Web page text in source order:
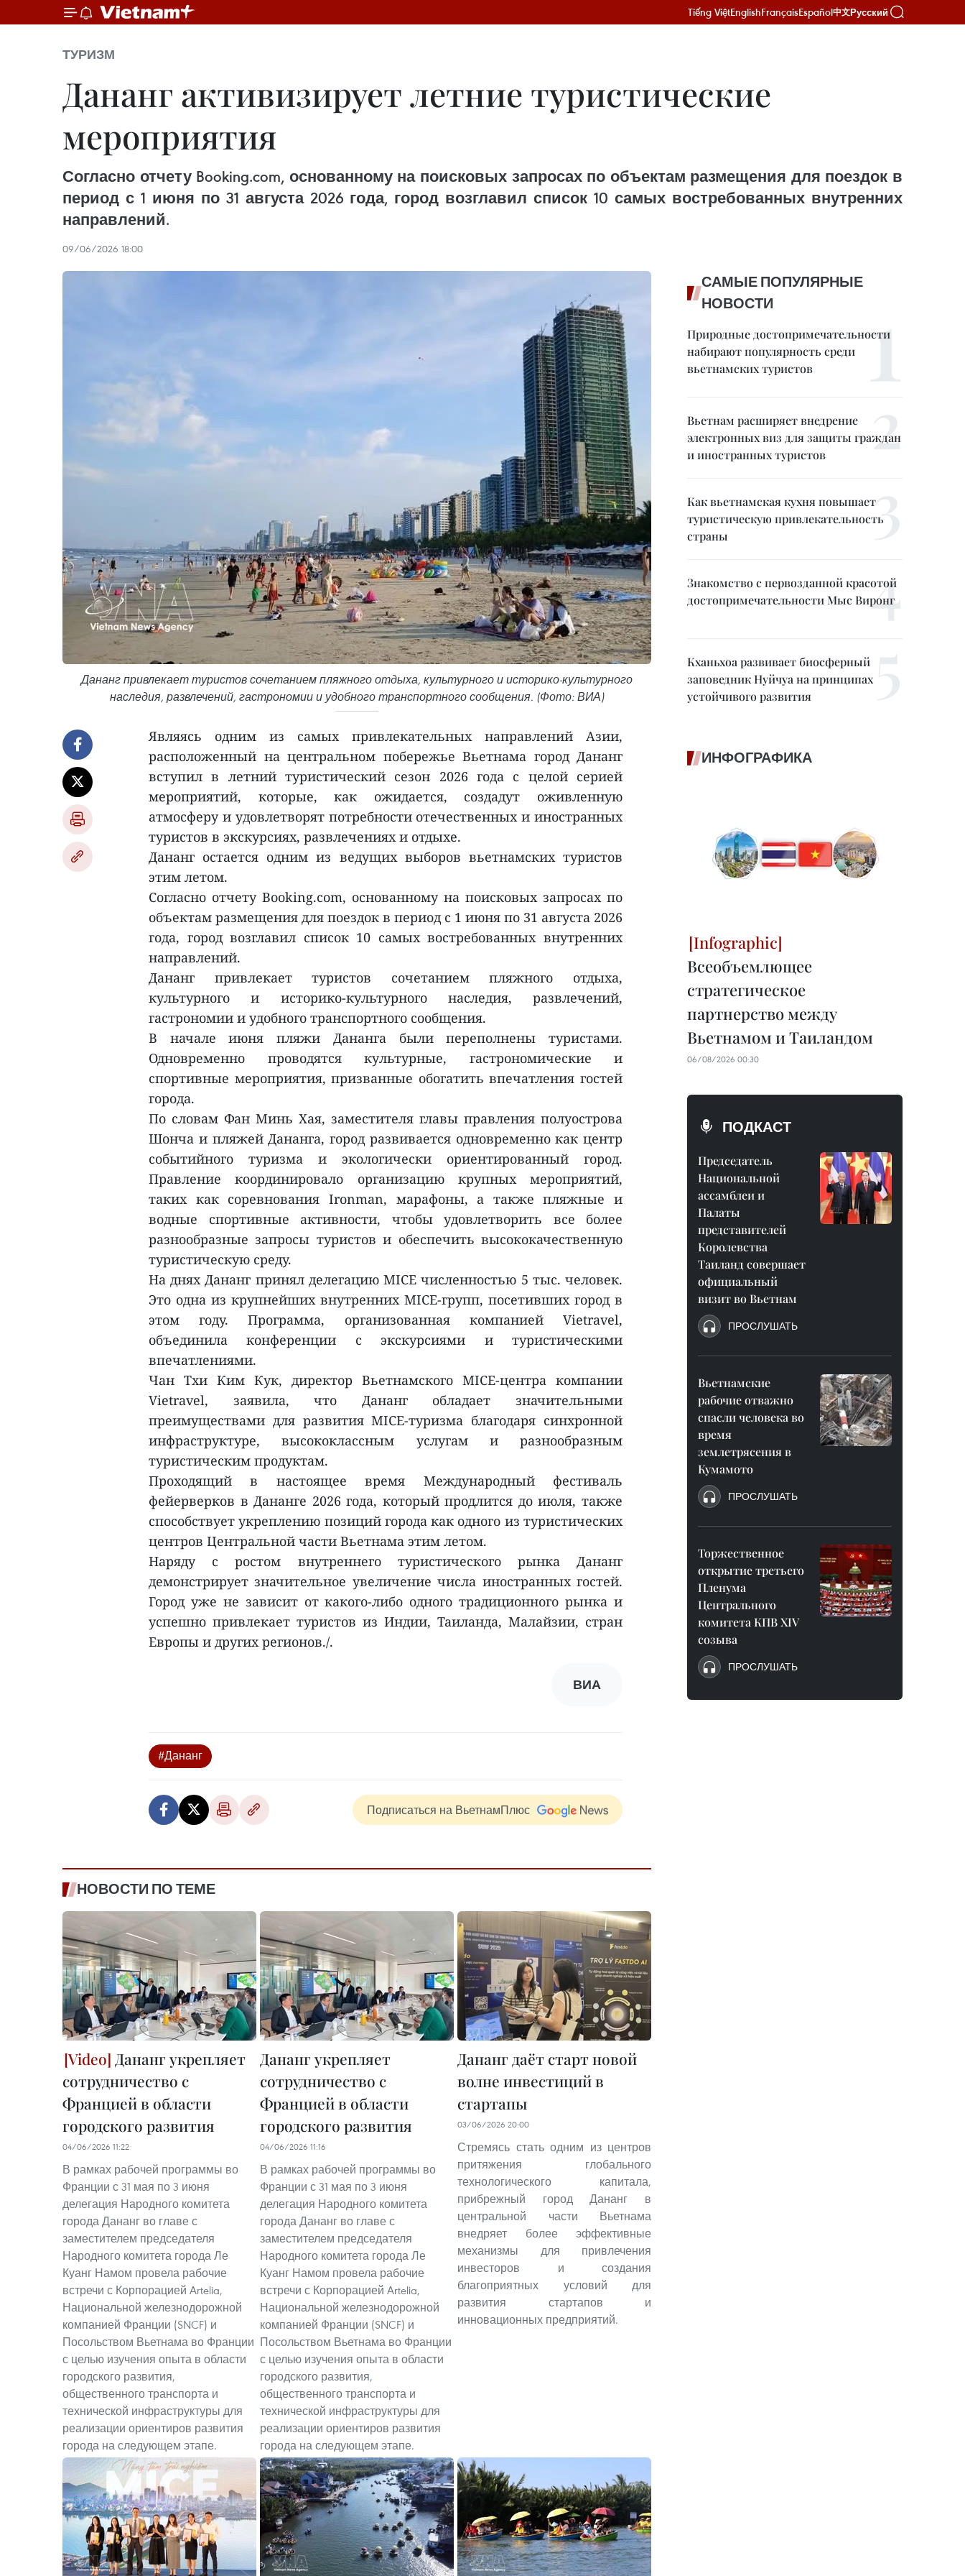
Tiếng ViệtEnglishFrançaisEspañol中文Русский
ТУРИЗМ
Дананг активизирует летние туристические
мероприятия
Согласно отчету Booking.com, основанному на поисковых запросах по объектам размещения для поездок в
период с 1 июня по 31 августа 2026 года, город возглавил список 10 самых востребованных внутренних
направлений.
09/06/2026 18:00
Дананг привлекает туристов сочетанием пляжного отдыха, культурного и историко-культурного
наследия, развлечений, гастрономии и удобного транспортного сообщения. (Фото: ВИА)
Являясь одним из самых привлекательных направлений Азии,
расположенный на центральном побережье Вьетнама город Дананг
вступил в летний туристический сезон 2026 года с целой серией
мероприятий, которые, как ожидается, создадут оживленную
атмосферу и удовлетворят потребности отечественных и иностранных
туристов в экскурсиях, развлечениях и отдыхе.
Дананг остается одним из ведущих выборов вьетнамских туристов
этим летом.
Согласно отчету Booking.com, основанному на поисковых запросах по
объектам размещения для поездок в период с 1 июня по 31 августа 2026
года, город возглавил список 10 самых востребованных внутренних
направлений.
Дананг привлекает туристов сочетанием пляжного отдыха,
культурного и историко-культурного наследия, развлечений,
гастрономии и удобного транспортного сообщения.
В начале июня пляжи Дананга были переполнены туристами.
Одновременно проводятся культурные, гастрономические и
спортивные мероприятия, призванные обогатить впечатления гостей
города.
По словам Фан Минь Хая, заместителя главы правления полуострова
Шонча и пляжей Дананга, город развивается одновременно как центр
событийного туризма и экологически ориентированный город.
Правление координировало организацию крупных мероприятий,
таких как соревнования Ironman, марафоны, а также пляжные и
водные спортивные активности, чтобы удовлетворить все более
разнообразные запросы туристов и обеспечить высококачественную
туристическую среду.
На днях Дананг принял делегацию MICE численностью 5 тыс. человек.
Это одна из крупнейших внутренних MICE-групп, посетивших город в
этом году. Программа, организованная компанией Vietravel,
объединила конференции с экскурсиями и туристическими
впечатлениями.
Чан Тхи Ким Кук, директор Вьетнамского MICE-центра компании
Vietravel, заявила, что Дананг обладает значительными
преимуществами для развития MICE-туризма благодаря синхронной
инфраструктуре, высококлассным услугам и разнообразным
туристическим продуктам.
Проходящий в настоящее время Международный фестиваль
фейерверков в Дананге 2026 года, который продлится до июля, также
способствует укреплению позиций города как одного из туристических
центров Центральной части Вьетнама этим летом.
Наряду с ростом внутреннего туристического рынка Дананг
демонстрирует значительное увеличение числа иностранных гостей.
Город уже не зависит от какого-либо одного традиционного рынка и
успешно привлекает туристов из Индии, Таиланда, Малайзии, стран
Европы и других регионов./.
ВИА
#Дананг
Подписаться на ВьетнамПлюс
НОВОСТИ ПО ТЕМЕ
Дананг укрепляет
сотрудничество с
Францией в области
городского развития
04/06/2026 11:22
В рамках рабочей программы во
Франции с 31 мая по 3 июня
делегация Народного комитета
города Дананг во главе с
заместителем председателя
Народного комитета города Ле
Куанг Намом провела рабочие
встречи с Корпорацией Artelia,
Национальной железнодорожной
компанией Франции (SNCF) и
Посольством Вьетнама во Франции
с целью изучения опыта в области
городского развития,
общественного транспорта и
технической инфраструктуры для
реализации ориентиров развития
города на следующем этапе.
Дананг укрепляет
сотрудничество с
Францией в области
городского развития
04/06/2026 11:16
В рамках рабочей программы во
Франции с 31 мая по 3 июня
делегация Народного комитета
города Дананг во главе с
заместителем председателя
Народного комитета города Ле
Куанг Намом провела рабочие
встречи с Корпорацией Artelia,
Национальной железнодорожной
компанией Франции (SNCF) и
Посольством Вьетнама во Франции
с целью изучения опыта в области
городского развития,
общественного транспорта и
технической инфраструктуры для
реализации ориентиров развития
города на следующем этапе.
Дананг даёт старт новой
волне инвестиций в
стартапы
03/06/2026 20:00
Стремясь стать одним из центров
притяжения глобального
технологического капитала,
прибрежный город Дананг в
центральной части Вьетнама
внедряет более эффективные
механизмы для привлечения
инвесторов и создания
благоприятных условий для
развития стартапов и
инновационных предприятий.
САМЫЕ ПОПУЛЯРНЫЕ
НОВОСТИ
Природные достопримечательности
набирают популярность среди
вьетнамских туристов
Вьетнам расширяет внедрение
электронных виз для защиты граждан
и иностранных туристов
Как вьетнамская кухня повышает
туристическую привлекательность
страны
Знакомство с первозданной красотой
достопримечательности Мыс Виронг
Кханьхоа развивает биосферный
заповедник Нуйчуа на принципах
устойчивого развития
ИНФОГРАФИКА
Всеобъемлющее
стратегическое
партнерство между
Вьетнамом и Таиландом
06/08/2026 00:30
ПОДКАСТ
Председатель
Национальной
ассамблеи и
Палаты
представителей
Королевства
Таиланд совершает
официальный
визит во Вьетнам
ПРОСЛУШАТЬ
Вьетнамские
рабочие отважно
спасли человека во
время
землетрясения в
Кумамото
ПРОСЛУШАТЬ
Торжественное
открытие третьего
Пленума
Центрального
комитета КПВ XIV
созыва
ПРОСЛУШАТЬ